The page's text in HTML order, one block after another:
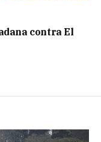
contra El